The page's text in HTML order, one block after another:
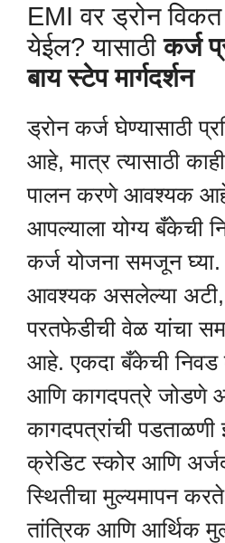
EMI वर ड्रोन
येईल? यासाठीकर्ज
बाय स्टेप मार्गदर्शन
ड्रोन कर्ज घेण्यासाठी
आहे, मात्र त्यासाठी काही
पालन करणे आवश्यक
आपल्याला योग्य बँकेची
कर्ज योजना समजून घ्या.
आवश्यक असलेल्या अटी,
परतफेडीची वेळ यांचा
आहे. एकदा बँकेची निवड
आणि कागदपत्रे जोडणे
कागदपत्रांची पडताळणी
क्रेडिट स्कोर आणि
स्थितीचा मुल्यमापन
तांत्रिक आणि आर्थिक